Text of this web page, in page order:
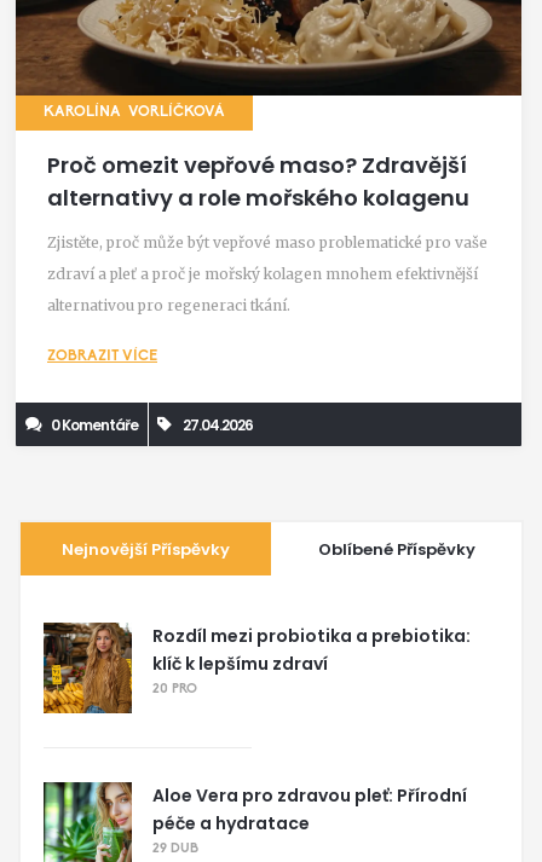
KAROLÍNA VORLÍČKOVÁ
Proč omezit vepřové maso? Zdravější
alternativy a role mořského kolagenu
Zjistěte, proč může být vepřové maso problematické pro vaše
zdraví a pleť a proč je mořský kolagen mnohem efektivnější
alternativou pro regeneraci tkání.
ZOBRAZIT VÍCE
0 Komentáře 27.04.2026
Nejnovější Příspěvky Oblíbené Příspěvky
Rozdíl mezi probiotika a prebiotika:
klíč k lepšímu zdraví
20 PRO
Aloe Vera pro zdravou pleť: Přírodní
péče a hydratace
29 DUB